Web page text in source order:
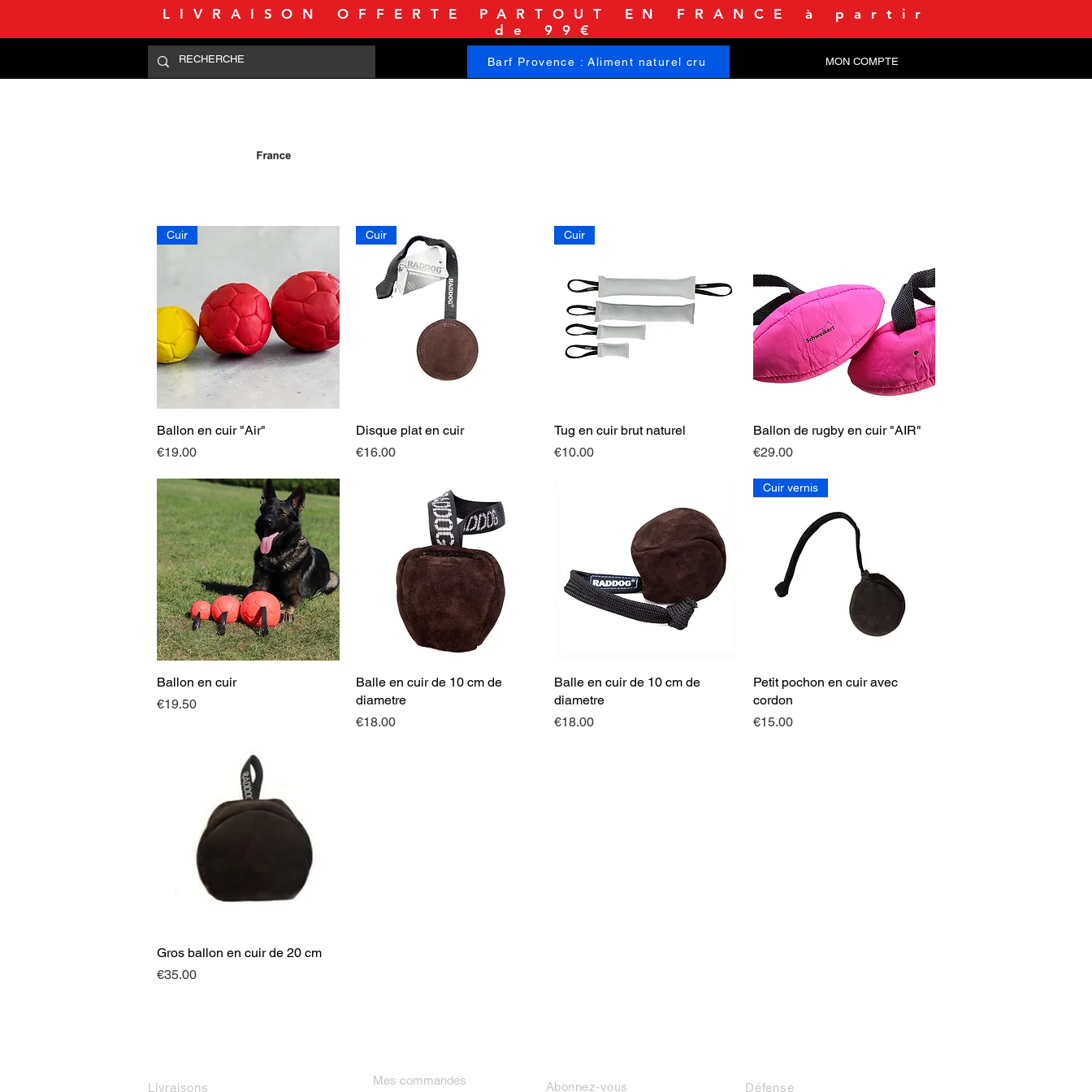
LIVRAISON OFFERTE PARTOUT EN FRANCE à partir
de 99€
Barf Provence : Aliment naturel cru MON COMPTE
Quick View
Cuir
Ballon en cuir "Air"
Price
€19.00
Quick View
Cuir
Disque plat en cuir
Price
€16.00
Quick View
Cuir
Tug en cuir brut naturel
Price
€10.00
Quick View
Ballon de rugby en cuir "AIR"
Price
€29.00
Quick View
Ballon en cuir
Price
€19.50
Quick View
Balle en cuir de 10 cm de
diametre
Price
€18.00
Quick View
Balle en cuir de 10 cm de
diametre
Price
€18.00
Quick View
Cuir vernis
Petit pochon en cuir avec
cordon
Price
€15.00
Quick View
Gros ballon en cuir de 20 cm
Price
€35.00
Livraisons Abonnez-vous Défense
Mes commandes